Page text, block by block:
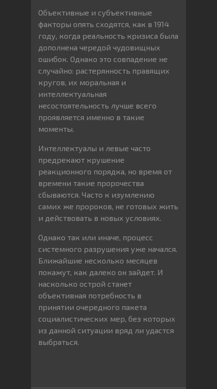
Объективные и субъективные
факторы опять сходятся, как в 1914
году, когда реальность кризиса была
дополнена чередой чудовищных
ошибок. Однако это совпадение не
случайно: растерянность правящих
кругов, их моральная и
интеллектуальная
несостоятельность лучше всего
проявляется именно в такие
моменты.
Интеллектуалы и левые часто
предрекают крушение
реакционного порядка, но время от
времени такие пророчества
сбываются. Часто к изумлению
самих же пророков, не готовых жить
и действовать в новых условиях.
Однако так или иначе, процесс
системного разрушения уже начался.
Ближайшие несколько месяцев
покажут, как далеко он зайдет. И
насколько острой станет
объективная потребность в
принятии очередного пакета
социалистических мер, без которых
из данной ситуации вряд ли удастся
выбраться.